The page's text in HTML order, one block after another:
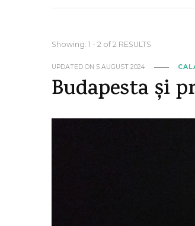
Showing: 1 - 2 of 2 RESULTS
UPDATED ON 5 AUGUST 2024
Budapesta și